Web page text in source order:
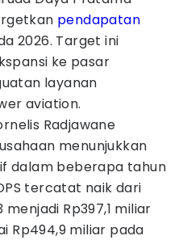
pendapatan
2026. Target ini
ke pasar
layanan
aviation.
Radjawane
menunjukkan
dalam beberapa tahun
tercatat naik dari
Rp397,1 miliar
Rp494,9 miliar pada